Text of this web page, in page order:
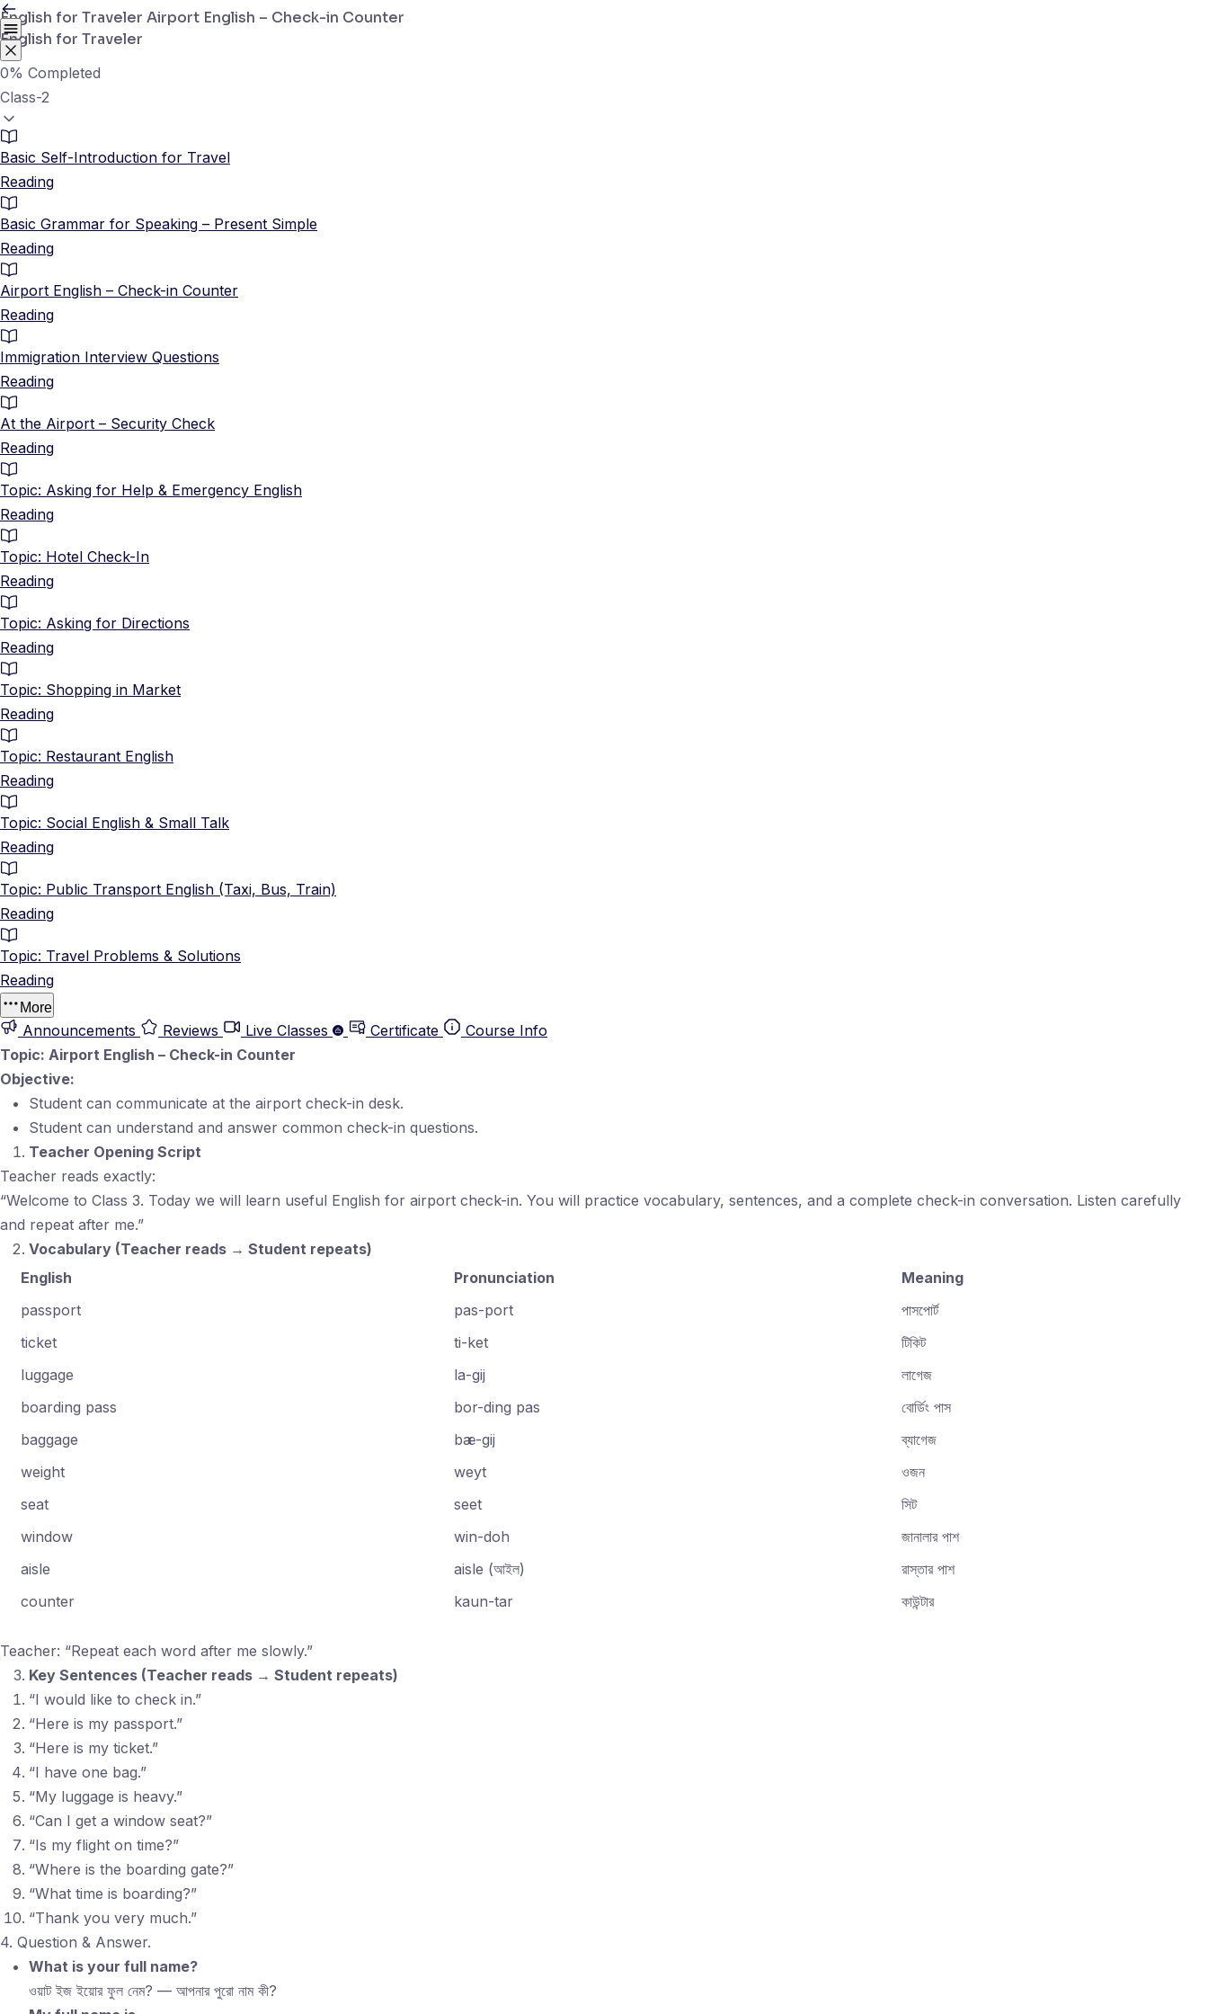
English for Traveler Airport English – Check-in Counter
English for Traveler
0% Completed
Class-2
Basic Self-Introduction for Travel
Reading
Basic Grammar for Speaking – Present Simple
Reading
Airport English – Check-in Counter
Reading
Immigration Interview Questions
Reading
At the Airport – Security Check
Reading
Topic: Asking for Help & Emergency English
Reading
Topic: Hotel Check-In
Reading
Topic: Asking for Directions
Reading
Topic: Shopping in Market
Reading
Topic: Restaurant English
Reading
Topic: Social English & Small Talk
Reading
Topic: Public Transport English (Taxi, Bus, Train)
Reading
Topic: Travel Problems & Solutions
Reading
More
Announcements Reviews Live Classes Certificate
Course Info
Topic: Airport English – Check-in Counter
Objective:
Student can communicate at the airport check-in desk.
Student can understand and answer common check-in questions.
Teacher Opening Script
Teacher reads exactly:
“Welcome to Class 3. Today we will learn useful English for airport check-in. You will practice vocabulary, sentences, and a complete check-in conversation. Listen carefully
and repeat after me.”
Vocabulary (Teacher reads → Student repeats)
English
Pronunciation
Meaning
passport
pas-port
পাসপোর্ট
ticket
ti-ket
টিকিট
luggage
la-gij
লাগেজ
boarding pass
bor-ding pas
বোর্ডিং পাস
baggage
bæ-gij
ব্যাগেজ
weight
weyt
ওজন
seat
seet
সিট
window
win-doh
জানালার পাশ
aisle
aisle (আইল)
রাস্তার পাশ
counter
kaun-tar কাউন্টার
Teacher: “Repeat each word after me slowly.”
Key Sentences (Teacher reads → Student repeats)
“I would like to check in.”
“Here is my passport.”
“Here is my ticket.”
“I have one bag.”
“My luggage is heavy.”
“Can I get a window seat?”
“Is my flight on time?”
“Where is the boarding gate?”
“What time is boarding?”
“Thank you very much.”
4. Question & Answer.
What is your full name?
ওয়াট ইজ ইয়োর ফুল নেম? — আপনার পুরো নাম কী?